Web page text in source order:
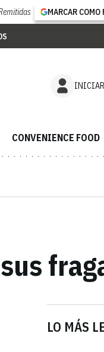
MARCAR
CONVENIENCE FOOD
LO MÁS